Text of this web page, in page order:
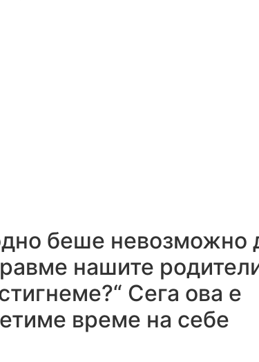
беше невозможно
нашите
Сега ова е
време на себе